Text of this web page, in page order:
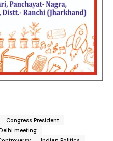
Congress President
meeting